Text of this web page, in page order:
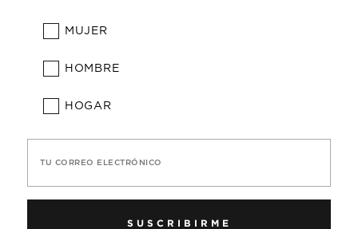
MUJER
HOMBRE
HOGAR
TU CORREO ELECTRÓNICO
SUSCRIBIRME